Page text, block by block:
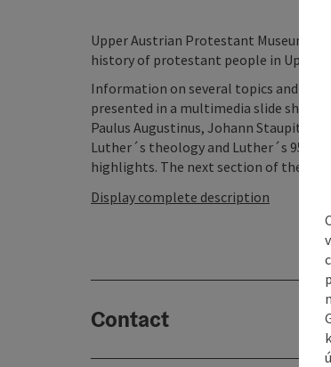
Upper Austrian Protestant Museum in
history of protestant people in Upper
Information on several topics and
presented in a multimedia slide show.
Paulus Augustinus, Johann Staupitz
Luther´s theology and Luther´s 95
highlights. The next section of the
Display complete description
Contact